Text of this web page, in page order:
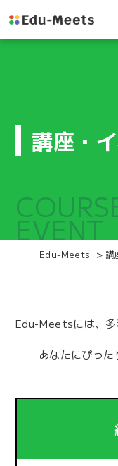
講座・
EVENT
Edu-Meets > 講
Edu-Meetsには、多
あなたにぴった